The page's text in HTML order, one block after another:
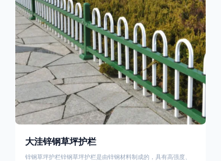
硬度、外观
大洼锌钢草坪护栏
锌钢草坪护栏锌钢草坪护栏是由锌钢材料制成的，具有高强度、